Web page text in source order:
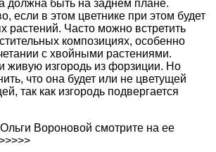
должна быть на заднем плане.
если в этом цветнике при этом будет
растений. Часто можно встретить
композициях, особенно
с хвойными растениями.
живую изгородь из форзиции. Но
что она будет или не цветущей
так как изгородь подвергается
Вороновой смотрите на ее